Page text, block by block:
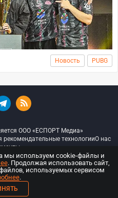
Новость PUBG
ООО «ЕСПОРТ Медиа»
технологииО нас
— Все права защищены
мы используем cookie-файлы и
. Продолжая использовать сайт,
используемых сервисом
.